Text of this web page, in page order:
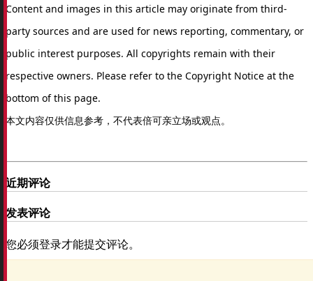
Content and images in this article may originate from third-
party sources and are used for news reporting, commentary, or
public interest purposes. All copyrights remain with their
respective owners. Please refer to the Copyright Notice at the
bottom of this page.
本文内容仅供信息参考，不代表倍可亲立场或观点。
近期评论
发表评论
您必须登录才能提交评论。